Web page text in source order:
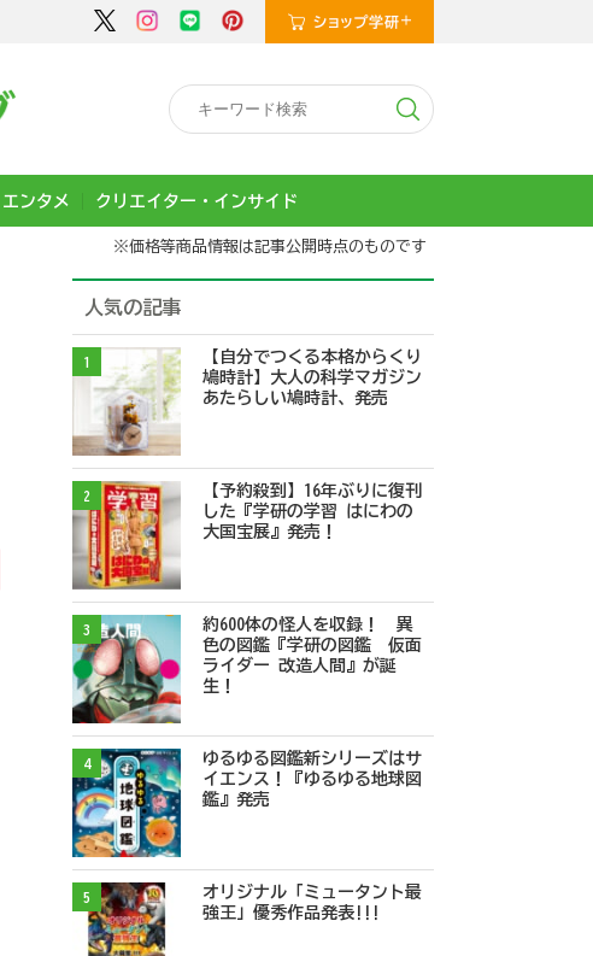
エンタメ クリエイター・インサイド
※価格等商品情報は記事公開時点のものです
人気の記事
1
【自分でつくる本格からくり
鳩時計】大人の科学マガジン
あたらしい鳩時計、発売
2
【予約殺到】16年ぶりに復刊
した『学研の学習 はにわの
大国宝展』発売！
3
約600体の怪人を収録！ 異
色の図鑑『学研の図鑑 仮面
ライダー 改造人間』が誕
生！
4
ゆるゆる図鑑新シリーズはサ
イエンス！『ゆるゆる地球図
鑑』発売
5
オリジナル「ミュータント最
強王」優秀作品発表!!!